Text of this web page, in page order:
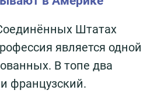
Штатах
является одной
В топе два
французский.